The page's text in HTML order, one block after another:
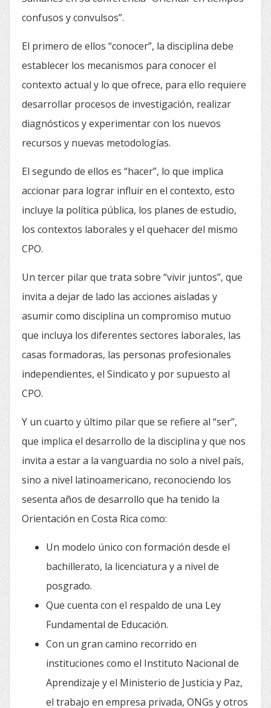
confusos y convulsos”.
El primero de ellos “conocer”, la disciplina debe
establecer los mecanismos para conocer el
contexto actual y lo que ofrece, para ello requiere
desarrollar procesos de investigación, realizar
diagnósticos y experimentar con los nuevos
recursos y nuevas metodologías.
El segundo de ellos es “hacer”, lo que implica
accionar para lograr influir en el contexto, esto
incluye la política pública, los planes de estudio,
los contextos laborales y el quehacer del mismo
CPO.
Un tercer pilar que trata sobre “vivir juntos”, que
invita a dejar de lado las acciones aisladas y
asumir como disciplina un compromiso mutuo
que incluya los diferentes sectores laborales, las
casas formadoras, las personas profesionales
independientes, el Sindicato y por supuesto al
CPO.
Y un cuarto y último pilar que se refiere al “ser”,
que implica el desarrollo de la disciplina y que nos
invita a estar a la vanguardia no solo a nivel país,
sino a nivel latinoamericano, reconociendo los
sesenta años de desarrollo que ha tenido la
Orientación en Costa Rica como:
Un modelo único con formación desde el
bachillerato, la licenciatura y a nivel de
posgrado.
Que cuenta con el respaldo de una Ley
Fundamental de Educación.
Con un gran camino recorrido en
instituciones como el Instituto Nacional de
Aprendizaje y el Ministerio de Justicia y Paz,
el trabajo en empresa privada, ONGs y otros